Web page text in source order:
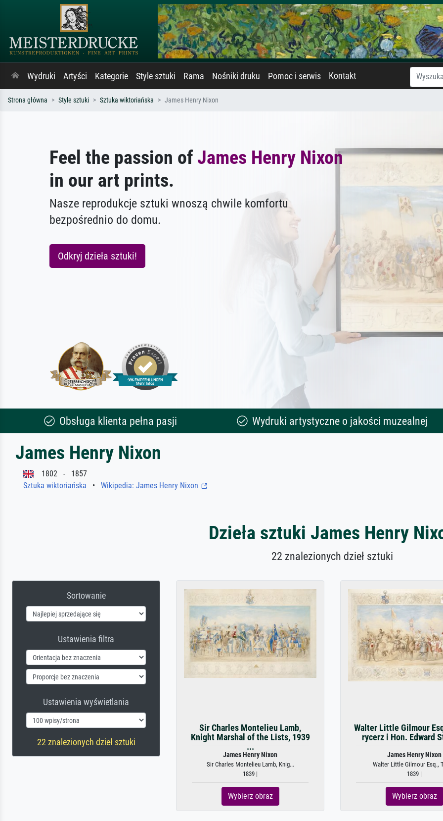
Wydruki Artyści Kategorie Style sztuki Rama Nośniki druku Pomoc i serwis Kontakt
Strona główna Style sztuki Sztuka wiktoriańska James Henry Nixon
Feel the passion of James Henry Nixon
in our art prints.
Nasze reprodukcje sztuki wnoszą chwile komfortu
bezpośrednio do domu.
Odkryj dzieła sztuki!
Obsługa klienta pełna pasji Wydruki artystyczne o jakości muzealnej
James Henry Nixon
1802 - 1857
Sztuka wiktoriańska • Wikipedia: James Henry Nixon
Dzieła sztuki James Henry
22 znalezionych dzieł sztuki
Sortowanie
Ustawienia filtra
Ustawienia wyświetlania
22 znalezionych dzieł sztuki
Sir Charles Montelieu Lamb,
Knight Marshal of the Lists, 1939
...
James Henry Nixon
Sir Charles Montelieu Lamb, Knig...
1839 |
Wybierz obraz
Walter Little Gilmour
rycerz i Hon. Edward
James Henry Nixon
Walter Little Gilmour Esq.,
1839 |
Wybierz obraz